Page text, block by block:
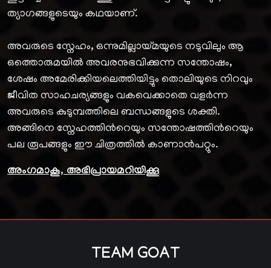
ത്യാഗങ്ങളുടെയും കഥയാണ്.
അവരുടെ സ്നേഹം, ഒന്നുമില്ലായ്മയുടെ നടുവിലും ആ
ഒത്തൊരുമയില്‍ അവരനുഭവിക്കുന്ന സന്തോഷം,
ശേഷം അമേരിക്കിയലെത്തിയിട്ടും തൊലിയുടെ നിറവും
ജീവിത സാഹചര്യങ്ങളും വകവെക്കാതെ വളര്‍ന്ന
അവരുടെ കുടുമ്പത്തിലെ ബന്ധങ്ങളുടെ ശക്തി.
അങ്ങിനെ സ്നേഹത്തിന്‍റെയും സന്തോഷത്തിന്‍റെയും
പല രൂപങ്ങളും ഈ ചിത്രത്തില്‍ കാണാന്‍പറ്റും.
അംഗമാകൂ, അഭിപ്രായമറിയിക്കൂ
TEAM GOAT